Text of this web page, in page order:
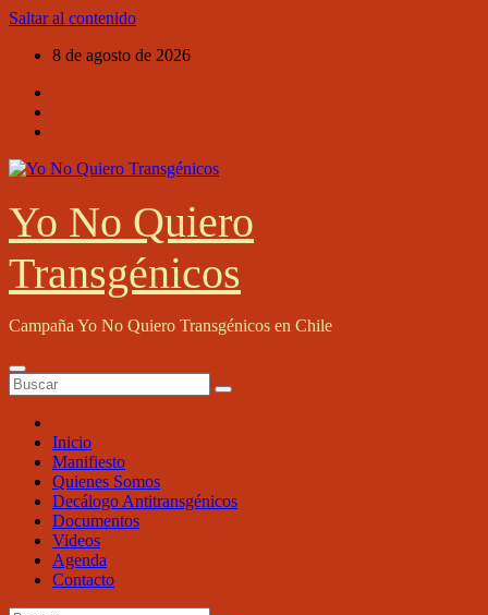
Saltar al contenido
8 de agosto de 2026
Yo No Quiero
Transgénicos
Campaña Yo No Quiero Transgénicos en Chile
Inicio
Manifiesto
Quienes Somos
Decálogo Antitransgénicos
Documentos
Videos
Agenda
Contacto